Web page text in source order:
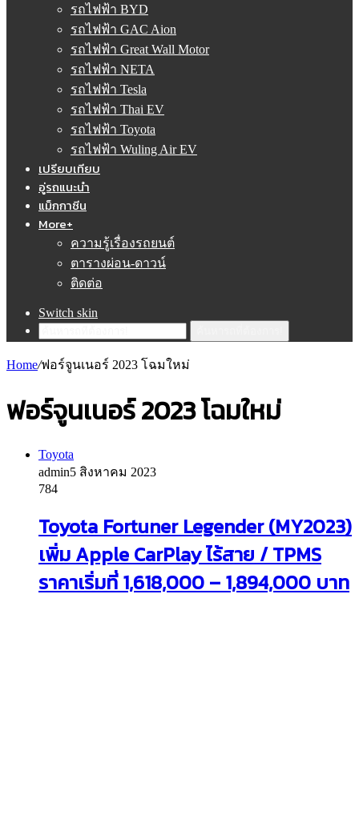
รถไฟฟ้า BYD
รถไฟฟ้า GAC Aion
รถไฟฟ้า Great Wall Motor
รถไฟฟ้า NETA
รถไฟฟ้า Tesla
รถไฟฟ้า Thai EV
รถไฟฟ้า Toyota
รถไฟฟ้า Wuling Air EV
เปรียบเทียบ
อู่รถแนะนำ
แม็กกาซีน
More+
ความรู้เรื่องรถยนต์
ตารางผ่อน-ดาวน์
ติดต่อ
Switch skin
Home/ฟอร์จูนเนอร์ 2023 โฉมใหม่
ฟอร์จูนเนอร์ 2023 โฉมใหม่
Toyota
admin5 สิงหาคม 2023
784
Toyota Fortuner Legender (MY2023)
เพิ่ม Apple CarPlay ไร้สาย / TPMS
ราคาเริ่มที่ 1,618,000 – 1,894,000 บาท